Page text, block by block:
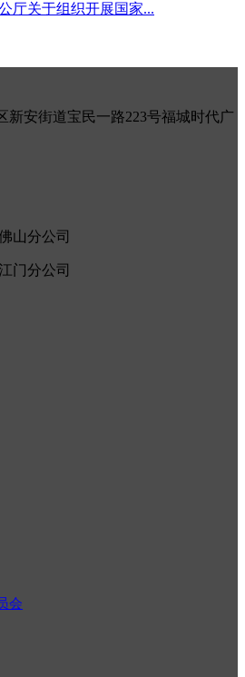
厅关于组织开展国家...
新安街道宝民一路223号福城时代广
山分公司
门分公司
会